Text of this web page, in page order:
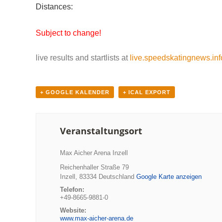
Distances:
Subject to change!
live results and startlists at
+ GOOGLE KALENDER + ICAL EXPORT
Veranstaltungsort
Max Aicher Arena Inzell
Reichenhaller Straße 79
Inzell , 83334 Deutschland Google Karte anzeigen
Telefon:
+49-8665-9881-0
Website:
www.max-aicher-arena.de